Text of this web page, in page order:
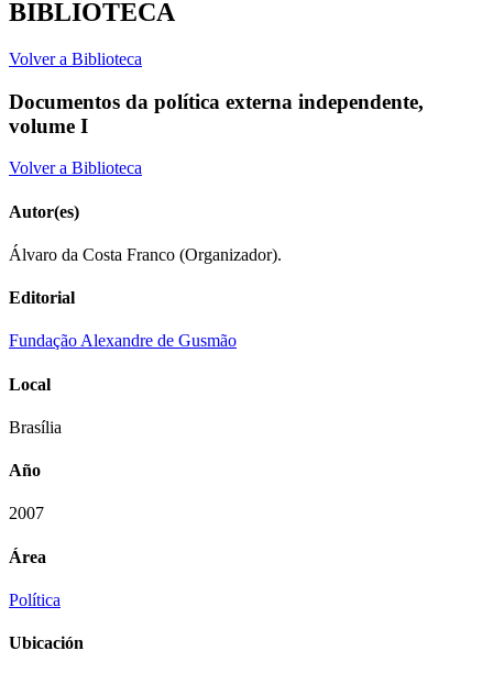
BIBLIOTECA
Volver a Biblioteca
Documentos da política externa independente,
volume I
Volver a Biblioteca
Autor(es)
Álvaro da Costa Franco (Organizador).
Editorial
Fundação Alexandre de Gusmão
Local
Brasília
Año
2007
Área
Política
Ubicación